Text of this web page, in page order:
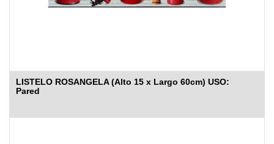
LISTELO ROSANGELA (Alto 15 x Largo 60cm) USO:
Pared